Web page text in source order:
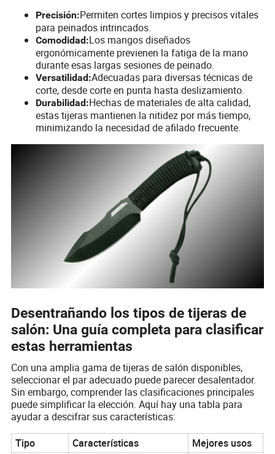
Precisión:Permiten cortes limpios y precisos vitales
para peinados intrincados.
Comodidad:Los mangos diseñados
ergonómicamente previenen la fatiga de la mano
durante esas largas sesiones de peinado.
Versatilidad:Adecuadas para diversas técnicas de
corte, desde corte en punta hasta deslizamiento.
Durabilidad:Hechas de materiales de alta calidad,
estas tijeras mantienen la nitidez por más tiempo,
minimizando la necesidad de afilado frecuente.
Desentrañando los tipos de tijeras de
salón: Una guía completa para clasificar
estas herramientas
Con una amplia gama de tijeras de salón disponibles,
seleccionar el par adecuado puede parecer desalentador.
Sin embargo, comprender las clasificaciones principales
puede simplificar la elección. Aquí hay una tabla para
ayudar a descifrar sus características:
Tipo
Características
Mejores usos